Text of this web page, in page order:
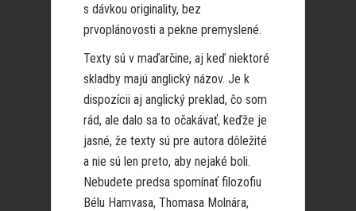
s dávkou originality, bez
prvoplánovosti a pekne premyslené.
Texty sú v maďarčine, aj keď niektoré
skladby majú anglický názov. Je k
dispozícii aj anglický preklad, čo som
rád, ale dalo sa to očakávať, keďže je
jasné, že texty sú pre autora dôležité
a nie sú len preto, aby nejaké boli.
Nebudete predsa spomínať filozofiu
Bélu Hamvasa, Thomasa Molnára,